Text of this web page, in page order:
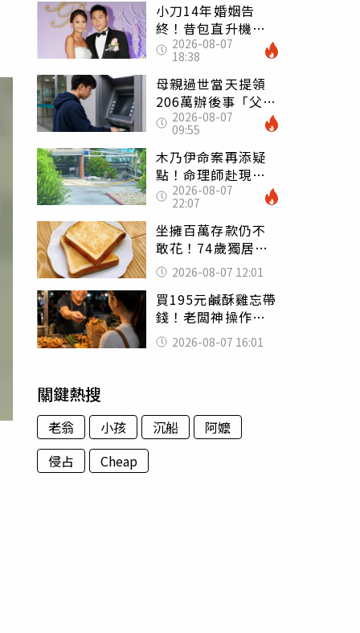
小刀14年婚姻告
終！昔包直升機求
婚 豪砸545萬辦婚
禮還找連戰證婚
2026-08-07
18:38
母親過世當天提領
206萬辦後事「父子
遭判刑」 律師：
搶錢先下手是罪
2026-08-07
09:55
木乃伊命案再添疑
點！命理師赴現場
遇天候驟變 驚
喊：死者還有冤屈
2026-08-07
22:07
坐擁百萬存款仍不
敢花！74歲獨居翁
「1餐只吃1片吐
司」 半年後暴瘦
嚇壞女兒
2026-08-07 12:01
買195元鹹酥雞忘帶
錢！老闆神操作
「倒找5元」 全網
看哭：這就是台灣
2026-08-07 16:01
關鍵熱搜
老翁 小孩 沉船
阿嬤
侵占
Cheap